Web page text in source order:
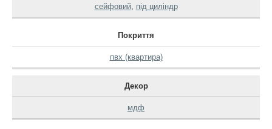
сейфовий, під циліндр
Покриття
пвх (квартира)
Декор
мдф